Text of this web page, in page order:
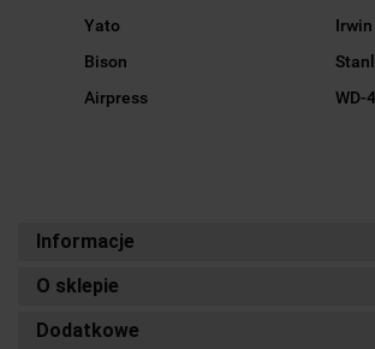
Yato
Bison
Airpress
Irwin
WD-
Informacje
O sklepie
Dodatkowe